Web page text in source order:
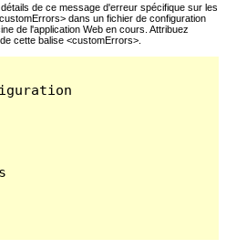
de ce message d'erreur spécifique sur les
dans un fichier de configuration
de l'application Web en cours. Attribuez
cette balise <customErrors>.